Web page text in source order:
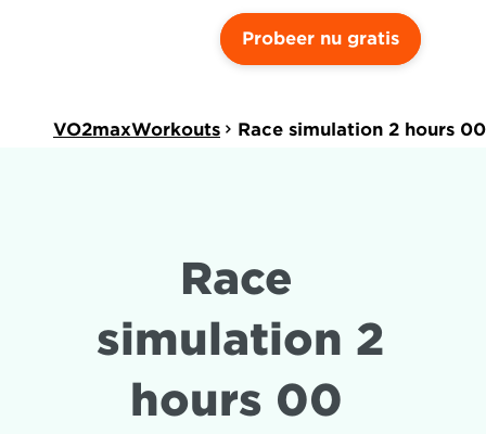
Probeer nu gratis
VO2maxWorkouts Race simulation 2 hours
Race
simulation 2
hours 00